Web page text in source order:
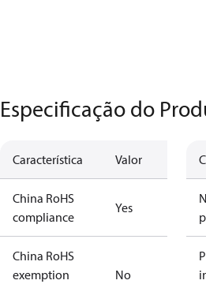
Especificação do
Característica Valor
China RoHS
compliance
Yes
China RoHS
exemption
No